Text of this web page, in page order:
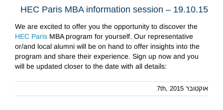
HEC Paris MBA information session – 19.10.15
We are excited to offer you the opportunity to discover the
HEC ParisMBA program for yourself. Our representative
or/and local alumni will be on hand to offer insights into the
program and share their experience. Sign up now and you
will be updated closer to the date with all details:
אוקטובר 7th, 2015